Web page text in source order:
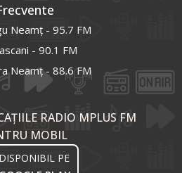
Neamț - 95.7 FM
- 90.1 FM
Neamț - 88.6 FM
RADIO MPLUS FM
MOBIL
DISPONIBIL PE